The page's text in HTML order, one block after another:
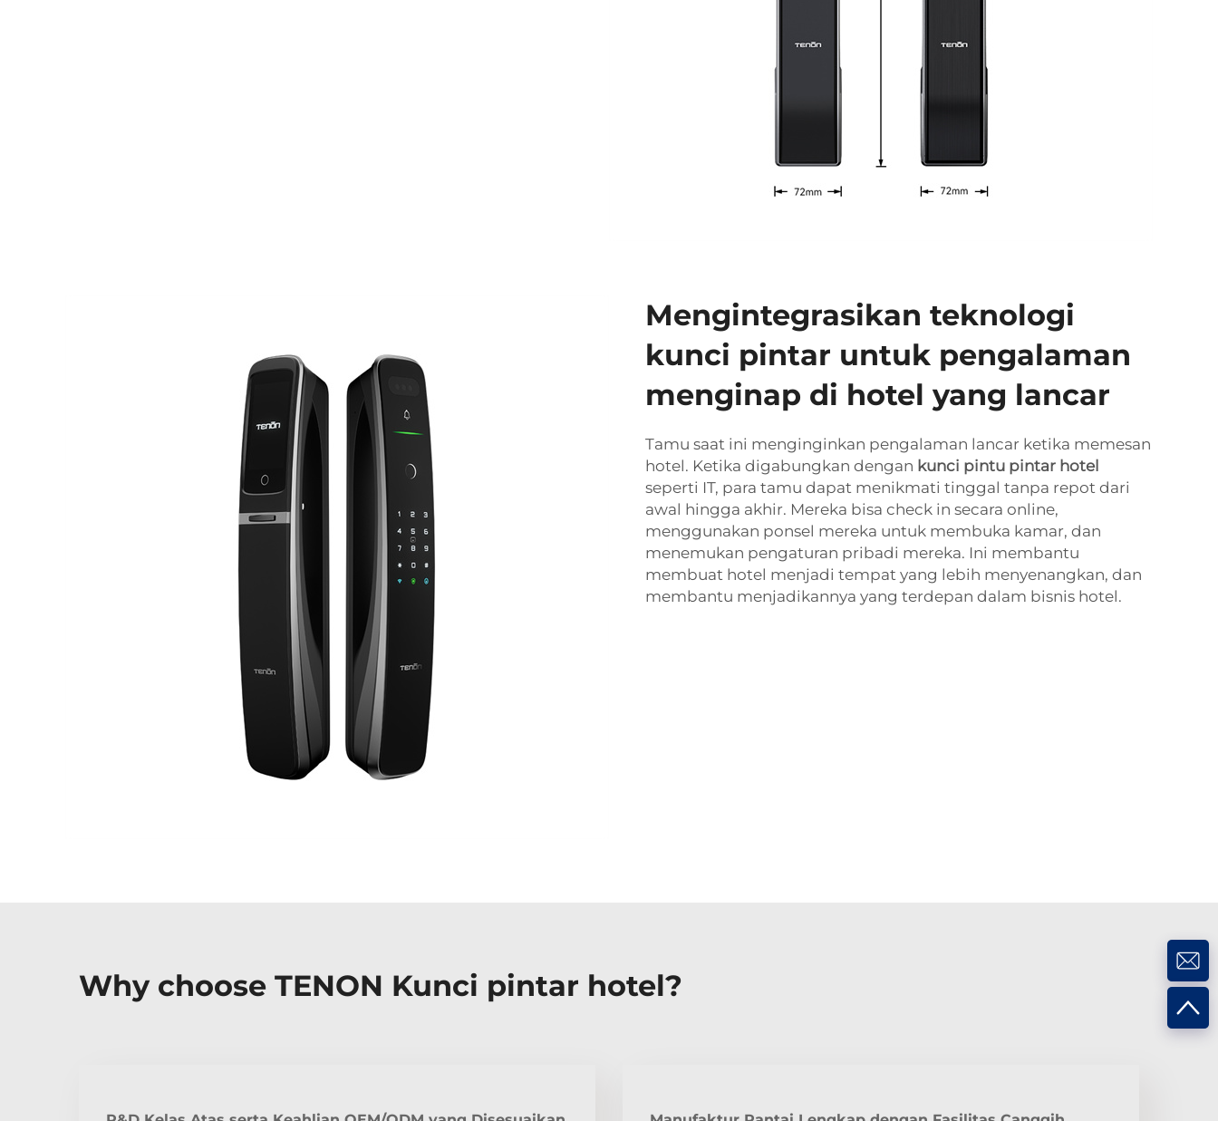
Mengintegrasikan teknologi
kunci pintar untuk pengalaman
menginap di hotel yang lancar
Tamu saat ini menginginkan pengalaman lancar ketika memesan
hotel. Ketika digabungkan dengan kunci pintu pintar hotel
seperti IT, para tamu dapat menikmati tinggal tanpa repot dari
awal hingga akhir. Mereka bisa check in secara online,
menggunakan ponsel mereka untuk membuka kamar, dan
menemukan pengaturan pribadi mereka. Ini membantu
membuat hotel menjadi tempat yang lebih menyenangkan, dan
membantu menjadikannya yang terdepan dalam bisnis hotel.
Why choose TENON Kunci pintar hotel?